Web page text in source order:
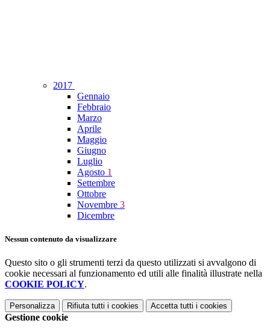
2017
Gennaio
Febbraio
Marzo
Aprile
Maggio
Giugno
Luglio
Agosto 1
Settembre
Ottobre
Novembre 3
Dicembre
Nessun contenuto da visualizzare
Questo sito o gli strumenti terzi da questo utilizzati si avvalgono di
cookie necessari al funzionamento ed utili alle finalità illustrate nella
COOKIE POLICY.
Personalizza Rifiuta tutti i cookies Accetta tutti i cookies
Gestione cookie